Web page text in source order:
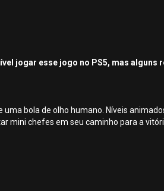
jogar esse jogo no PS5, mas alguns
bola de olho humano. Níveis
mini chefes em seu caminho para a